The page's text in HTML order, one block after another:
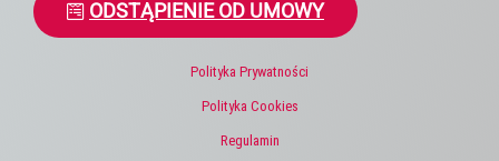
ODSTĄPIENIE OD UMOWY
Polityka Prywatności
Polityka Cookies
Regulamin